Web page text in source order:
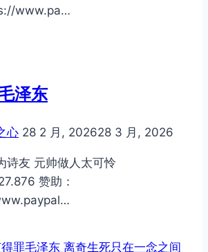
www.pa…
泽东
心 28 2 月, 202628 3 月, 2026
诗友 元帅做人太可怜
赞助：